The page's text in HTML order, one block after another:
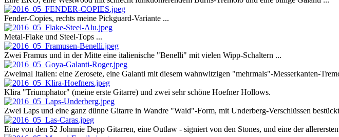
Fender-Copies, rechts meine Pickguard-Variante ...
Metal-Flake und Steel-Tops ...
Zwei Framus und in der Mitte eine italienische "Benelli" mit vielen Wipp-Schaltern ...
Zweimal Italien: eine Zerosete, eine Galanti mit diesem wahnwitzigen "mehrmals"-Messerkanten-
Klira "Triumphator" (meine erste Gitarre) und zwei sehr schöne Hoefner Hollows.
Zwei Laps und eine ganz dünne Gitarre in Wandre "Waid"-Form, mit Underberg-Verschlüssen
Eine von den 52 Johnnie Depp Gitarren, eine Outlaw - signiert von den Stones, und eine der